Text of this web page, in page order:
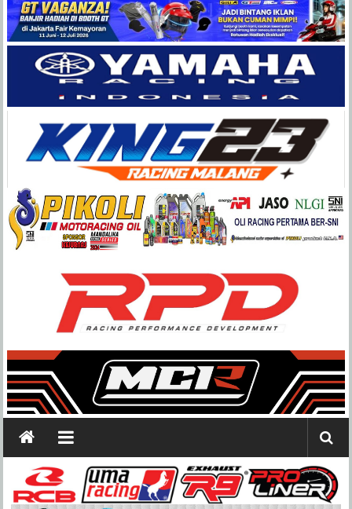
Balap
Paling
Lengkap